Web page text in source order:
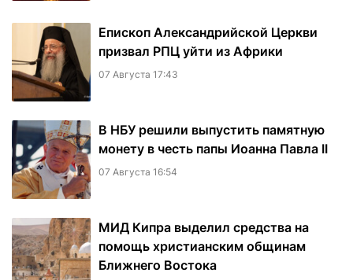
Епископ Александрийской Церкви
призвал РПЦ уйти из Африки
07 Августа 17:43
В НБУ решили выпустить памятную
монету в честь папы Иоанна Павла II
07 Августа 16:54
МИД Кипра выделил средства на
помощь христианским общинам
Ближнего Востока